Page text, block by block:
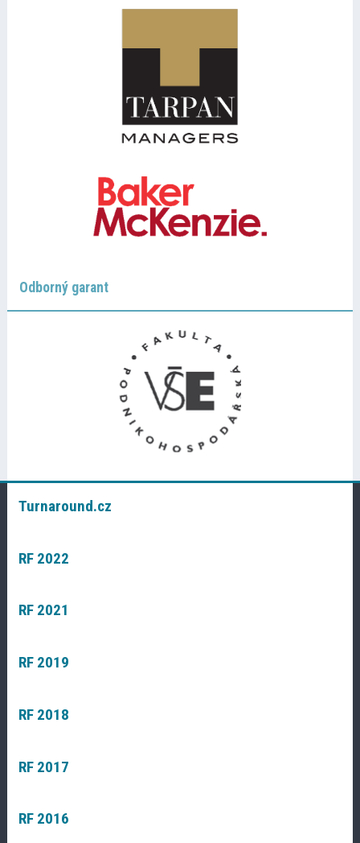
Odborný garant
Turnaround.cz
RF 2022
RF 2021
RF 2019
RF 2018
RF 2017
RF 2016